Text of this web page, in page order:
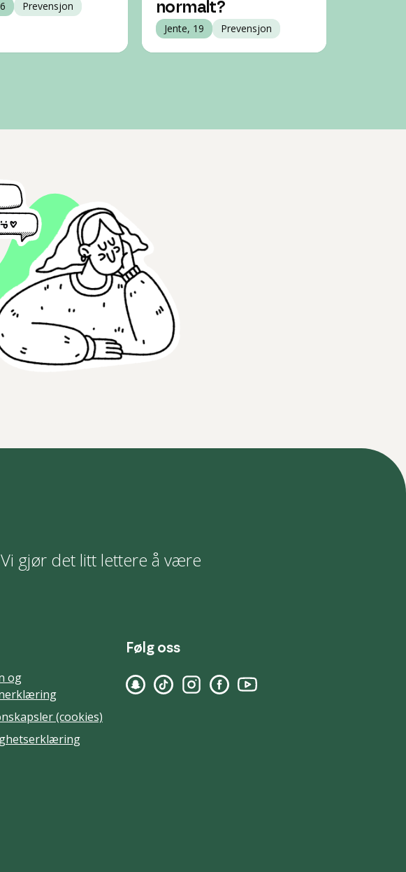
Prevensjon
normalt?
Jente, 19 Prevensjon
gjør det litt lettere å være
og
(cookies)
Følg oss